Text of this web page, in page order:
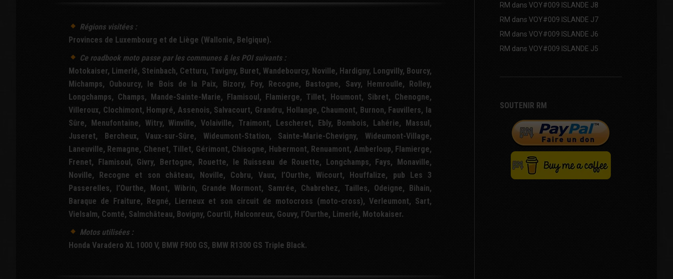
Régions visitées :
Provinces de Luxembourg et de Liège (Wallonie, Belgique).
Ce roadbookmoto passe par les communes & les POIsuivants :
Motokaiser, Limerlé, Steinbach, Cetturu, Tavigny, Buret, Wandebourcy, Noville, Hardigny, Longvilly, Bourcy,
Michamps, Oubourcy, le Bois de la Paix, Bizory, Foy, Recogne, Bastogne, Savy, Hemroulle, Rolley,
Longchamps, Champs, Mande-Sainte-Marie, Flamisoul, Flamierge, Tillet, Houmont, Sibret, Chenogne,
Villeroux, Clochimont, Hompré, Assenois, Salvacourt, Grandru, Hollange, Chaumont, Burnon, Fauvillers, la
Sûre, Menufontaine, Witry, Winville, Volaiville, Traimont, Lescheret, Ebly, Bombois, Lahérie, Massul,
Juseret, Bercheux, Vaux-sur-Sûre, Wideumont-Station, Sainte-Marie-Chevigny, Wideumont-Village,
Laneuville, Remagne, Chenet, Tillet, Gérimont, Chisogne, Hubermont, Renuamont, Amberloup, Flamierge,
Frenet, Flamisoul, Givry, Bertogne, Rouette, le Ruisseau de Rouette, Longchamps, Fays, Monaville,
Noville, Recogne et son château, Noville, Cobru, Vaux, l’Ourthe, Wicourt, Houffalize, pub Les 3
Passerelles, l’Ourthe, Mont, Wibrin, Grande Mormont, Samrée, Chabrehez, Tailles, Odeigne, Bihain,
Baraque de Fraiture, Regné, Lierneux et son circuit de motocross (moto-cross), Verleumont, Sart,
Vielsalm, Comté, Salmchâteau, Bovigny, Courtil, Halconreux, Gouvy, l’Ourthe, Limerlé, Motokaiser.
Motos utilisées :
Honda Varadero XL 1000 V, BMW F900 GS, BMW R1300 GS Triple Black.
RM dans VOY#009 ISLANDE J8
RM dans VOY#009 ISLANDE J7
RM dans VOY#009 ISLANDE J6
RM dans VOY#009 ISLANDE J5
SOUTENIR RM